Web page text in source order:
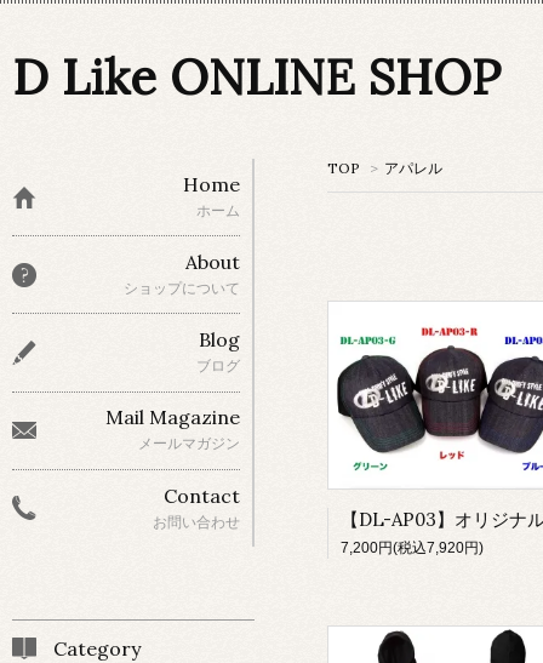
D Like ONLINE SHOP
TOP > アパレル
7,200円(税込7,920円)
Home
ホーム
About
ショップについて
Blog
ブログ
Mail Magazine
メールマガジン
Contact
お問い合わせ
Category